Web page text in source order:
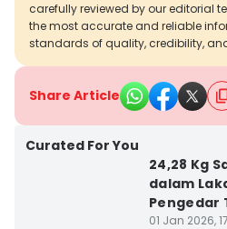
carefully reviewed by our editorial
the most accurate and reliable
standards of quality, credibility,
Share Article
Curated For You
24,28 Kg
dalam
Pengedar
01 Jan 2026,